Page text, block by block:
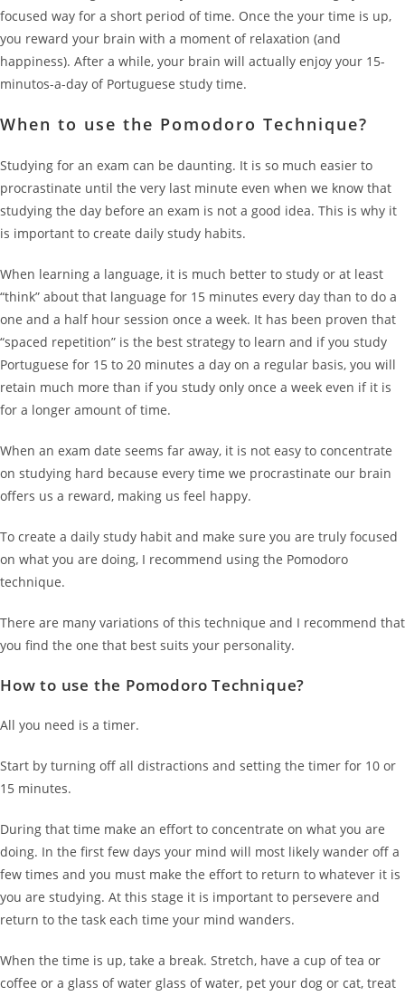
focused way for a short period of time. Once the your time is up,
you reward your brain with a moment of relaxation (and
happiness). After a while, your brain will actually enjoy your 15-
minutos-a-day of Portuguese study time.
When to use the Pomodoro Technique?
Studying for an exam can be daunting. It is so much easier to
procrastinate until the very last minute even when we know that
studying the day before an exam is not a good idea. This is why it
is important to create daily study habits.
When learning a language, it is much better to study or at least
“think” about that language for 15 minutes every day than to do a
one and a half hour session once a week. It has been proven that
“spaced repetition” is the best strategy to learn and if you study
Portuguese for 15 to 20 minutes a day on a regular basis, you will
retain much more than if you study only once a week even if it is
for a longer amount of time.
When an exam date seems far away, it is not easy to concentrate
on studying hard because every time we procrastinate our brain
offers us a reward, making us feel happy.
To create a daily study habit and make sure you are truly focused
on what you are doing, I recommend using the Pomodoro
technique.
There are many variations of this technique and I recommend that
you find the one that best suits your personality.
How to use the Pomodoro Technique?
All you need is a timer.
Start by turning off all distractions and setting the timer for 10 or
15 minutes.
During that time make an effort to concentrate on what you are
doing. In the first few days your mind will most likely wander off a
few times and you must make the effort to return to whatever it is
you are studying. At this stage it is important to persevere and
return to the task each time your mind wanders.
When the time is up, take a break. Stretch, have a cup of tea or
coffee or a glass of water glass of water, pet your dog or cat, treat